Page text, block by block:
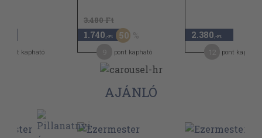
pont kapható
3.480 Ft
1.740 ,-Ft 50
pont kapható
2.380 ,-Ft
pont kapható
AJÁNLÓ